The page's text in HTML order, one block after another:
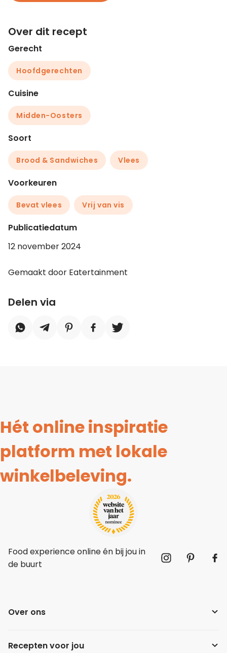
Over dit recept
Gerecht
Hoofdgerechten
Cuisine
Midden-Oosters
Soort
Brood & Sandwiches Vlees
Voorkeuren
Bevat vlees Vrij van vis
Publicatiedatum
12 november 2024
Gemaakt door Eatertainment
Delen via
Hét online inspiratie
platform met lokale
winkelbeleving.
Food experience online én bij jou in
de buurt
Over ons
Recepten voor jou